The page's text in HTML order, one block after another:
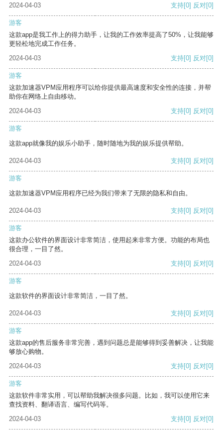
2024-04-03
支持[0] 反对[0]
游客
这款app是我工作上的得力助手，让我的工作效率提高了50%，让我能够
更轻松地完成工作任务。
2024-04-03
支持[0] 反对[0]
游客
这款加速器VPM应用程序可以给你提供最高速度和安全性的连接，并帮
助你在网络上自由移动。
2024-04-03
支持[0] 反对[0]
游客
这款app就像我的娱乐小助手，随时随地为我的娱乐提供帮助。
2024-04-03 支持[0] 反对[0]
游客
这款加速器VPM应用程序已经为我们带来了无限的隐私和自由。
2024-04-03 支持[0] 反对[0]
游客
这款办公软件的界面设计非常简洁，使用起来非常方便。功能的布局也
很合理，一目了然。
2024-04-03
支持[0] 反对[0]
游客
这款软件的界面设计非常简洁，一目了然。
2024-04-03 支持[0] 反对[0]
游客
这款app的售后服务非常完善，遇到问题总是能够得到妥善解决，让我能
够放心购物。
2024-04-03
支持[0] 反对[0]
游客
这款软件非常实用，可以帮助我解决很多问题。比如，我可以使用它来
查找资料、翻译语言、编写代码等。
2024-04-03
支持[0] 反对[0]